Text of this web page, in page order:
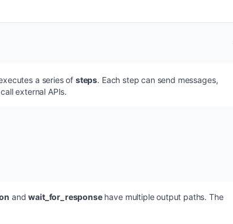
a series of steps. Each step can send messages,
external APIs.
andwait_for_responsehave multiple output paths. The